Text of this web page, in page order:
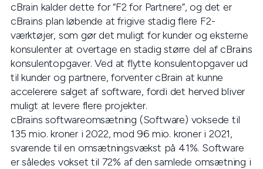
cBrain kalder dette for “F2 for Partnere”, og det er
cBrains plan løbende at frigive stadig flere F2-
værktøjer, som gør det muligt for kunder og eksterne
konsulenter at overtage en stadig større del af cBrains
konsulentopgaver. Ved at flytte konsulentopgaver ud
til kunder og partnere, forventer cBrain at kunne
accelerere salget af software, fordi det herved bliver
muligt at levere flere projekter.
cBrains softwareomsætning (Software) voksede til
135 mio. kroner i 2022, mod 96 mio. kroner i 2021,
svarende til en omsætningsvækst på 41%. Software
er således vokset til 72% af den samlede omsætning i